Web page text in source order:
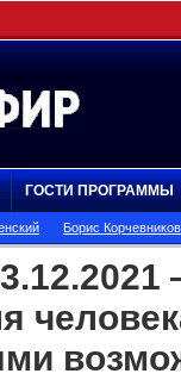
ГОСТИ ПРОГРАММЫ
Борис Корчевников